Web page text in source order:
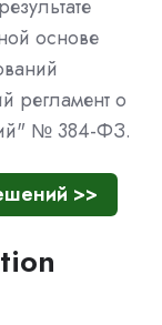
основе
регламент о
№ 384-ФЗ.
>>